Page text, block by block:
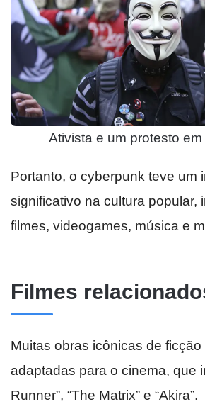
Ativista e um protesto
Portanto, o cyberpunk teve um
significativo na cultura popular,
filmes, videogames, música e
Filmes
Muitas obras icônicas de
adaptadas para o cinema, que
Runner”, “The Matrix” e “Akira”.